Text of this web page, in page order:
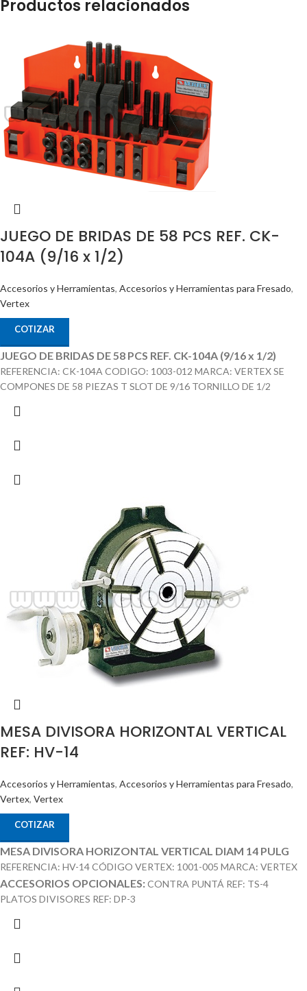
Productos relacionados
JUEGO DE BRIDAS DE 58 PCS REF. CK-
104A (9/16 x 1/2)
Accesorios y Herramientas, Accesorios y Herramientas para Fresado,
Vertex
COTIZAR
JUEGO DE BRIDAS DE 58 PCS REF. CK-104A (9/16 x 1/2)
REFERENCIA: CK-104A CODIGO: 1003-012 MARCA: VERTEX SE
COMPONES DE 58 PIEZAS T SLOT DE 9/16 TORNILLO DE 1/2
MESA DIVISORA HORIZONTAL VERTICAL
REF: HV-14
Accesorios y Herramientas, Accesorios y Herramientas para Fresado,
Vertex, Vertex
COTIZAR
MESA DIVISORA HORIZONTAL VERTICAL DIAM 14 PULG
REFERENCIA: HV-14 CÓDIGO VERTEX: 1001-005 MARCA: VERTEX
ACCESORIOS OPCIONALES:CONTRA PUNTÁ REF: TS-4
PLATOS DIVISORES REF: DP-3